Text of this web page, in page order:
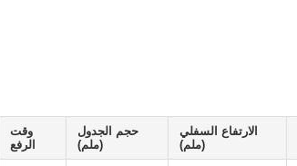
الارتفاع السفلي
(ملم)
حجم الجدول
(ملم)
وقت
الرفع